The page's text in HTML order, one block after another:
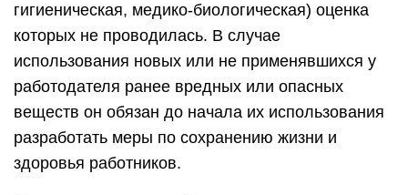
гигиеническая, медико-биологическая) оценка
которых не проводилась. В случае
использования новых или не применявшихся у
работодателя ранее вредных или опасных
веществ он обязан до начала их использования
разработать меры по сохранению жизни и
здоровья работников.